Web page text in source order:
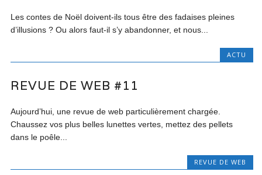
Les contes de Noël doivent-ils tous être des fadaises pleines
d’illusions ? Ou alors faut-il s’y abandonner, et nous...
ACTU
REVUE DE WEB #11
Aujourd’hui, une revue de web particulièrement chargée.
Chaussez vos plus belles lunettes vertes, mettez des pellets
dans le poêle...
REVUE DE WEB